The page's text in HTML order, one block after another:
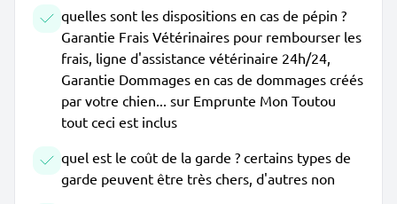
quelles sont les dispositions en cas de pépin ?
Garantie Frais Vétérinaires pour rembourser les
frais, ligne d'assistance vétérinaire 24h/24,
Garantie Dommages en cas de dommages créés
par votre chien... sur Emprunte Mon Toutou
tout ceci est inclus
quel est le coût de la garde ? certains types de
garde peuvent être très chers, d'autres non